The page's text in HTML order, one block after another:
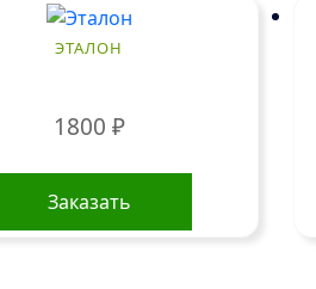
ЭТАЛОН
1800 ₽
Заказать